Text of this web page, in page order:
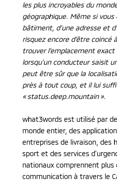
les plus incroyables du
géographique. Même si vous
bâtiment, d’une adresse et
risquez encore d’être coincé
trouver l’emplacement exact
lorsqu’un conducteur saisit
peut être sûr que la
près à tout coup, et il lui
« status.deep.mountain ».
what3words est utilisé par
monde entier, des
entreprises de livraison, des
sport et des services
nationaux comprennent plus
communication à travers le